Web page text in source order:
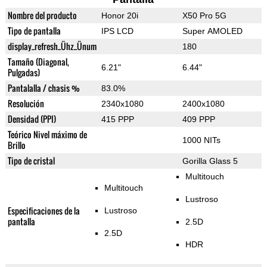
Nombre del producto Honor 20i X50 Pro 5G
Tipo de pantalla IPS LCD Super AMOLED
display_refresh_Ühz_Ünum 180
Tamaño (Diagonal,
Pulgadas)
6.21" 6.44"
Pantalalla / chasis % 83.0%
Resolución 2340x1080 2400x1080
Densidad (PPI) 415 PPP 409 PPP
Teórico Nivel máximo de
Brillo
1000 NITs
Tipo de cristal Gorilla Glass 5
Especificaciones de la
pantalla
Multitouch
Lustroso
2.5D
Multitouch
Lustroso
2.5D
HDR